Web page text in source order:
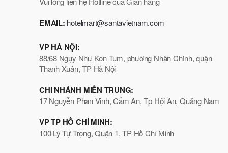
EMAIL: hotelmart@santavietnam.com
VP HÀ NỘI:
88/68 Ngụy Như Kon Tum, phường Nhân Chính, quận
Thanh Xuân, TP Hà Nội
CHI NHÁNH MIỀN TRUNG:
17 Nguyễn Phan Vinh, Cẩm An, Tp Hội An, Quảng Nam
VP TP HỒ CHÍ MINH:
100 Lý Tự Trọng, Quận 1, TP Hồ Chí Minh